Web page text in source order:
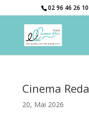
02 96 46 26 10
Cinema
20, Mai 2026